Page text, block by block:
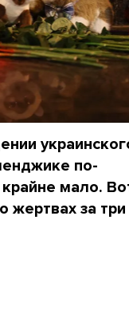
по-
мало.
жертвах за три